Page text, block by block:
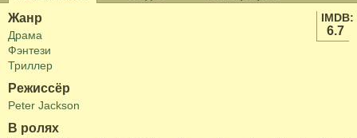
IMDB:
6.7
Жанр
Драма
Фэнтези
Триллер
Режиссёр
Peter Jackson
В ролях